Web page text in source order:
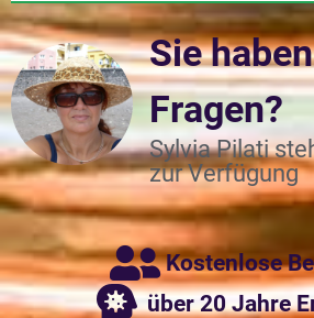
Sie
Fragen?
Sylvia Pilati
zur Verfügung
Kostenlose
über 20 Jahre